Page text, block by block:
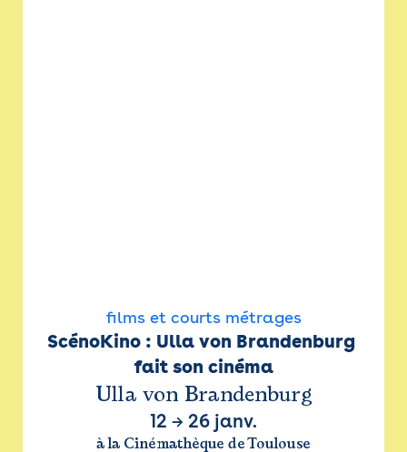
films et courts métrages
ScénoKino : Ulla von Brandenburg
fait son cinéma
Ulla von Brandenburg
12 → 26 janv.
à la Cinémathèque de Toulouse